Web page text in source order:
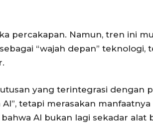
percakapan. Namun, tren ini
“wajah depan” teknologi,
yang terintegrasi dengan
tetapi merasakan
AI bukan lagi sekadar alat